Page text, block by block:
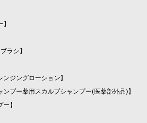
ラシ】
ンジングローション】
ンプー薬用スカルプシャンプー(医薬部外品)】
】